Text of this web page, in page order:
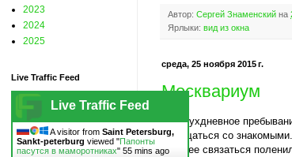
Автор: Сергей Знаменский на
Ярлыки: вид из окна
среда, 25 ноября 2015 г.
Москвариум
На двухдневное
пообщаться со
заранее связаться
2023
2024
2025
Live Traffic Feed
Live Traffic Feed
A visitor from Saint Petersburg,
Sankt-peterburg viewed "Папонты
пасутся в маморотниках" 55 mins ago